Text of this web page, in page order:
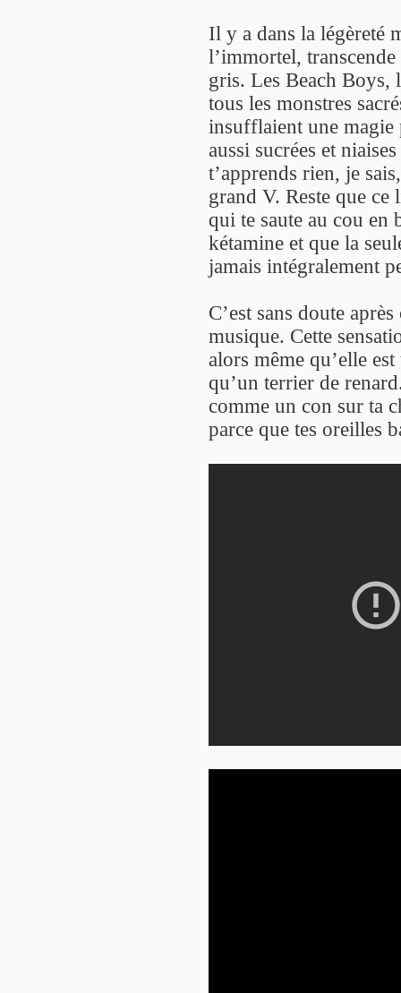
Il y a dans la légèreté
l’immortel,
gris. Les Beach Boys,
tous les monstres
insufflaient une magie
aussi sucrées et
t’apprends rien, je
grand V. Reste que
qui te saute au cou en
kétamine et que la
jamais intégralement
C’est sans doute
musique. Cette
alors même qu’elle
qu’un terrier de
comme un con sur ta
parce que tes oreilles